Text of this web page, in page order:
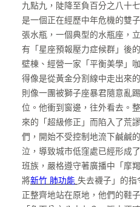
九點九，陡降至負百分之八十
是一個正在經歷中年危機的雙
張水瓶，一個典型的水瓶座，
有「星座預報壓力症候群」後
壁棟、經營一家「平衡美學」
得像是從黃金分割線中走出來
則像一團被獅子座暴君隨意亂
位。他衝到窗邊，往外看去。
來的「超級修正」而陷入了荒
們，開始不受控制地流下鹹鹹
泣，導致城市低窪處已經形成
班族，嚴格遵守著廣播中「摩
將新竹 肺功能 失去襪子」的指
正整齊地站在原地，他們的鞋